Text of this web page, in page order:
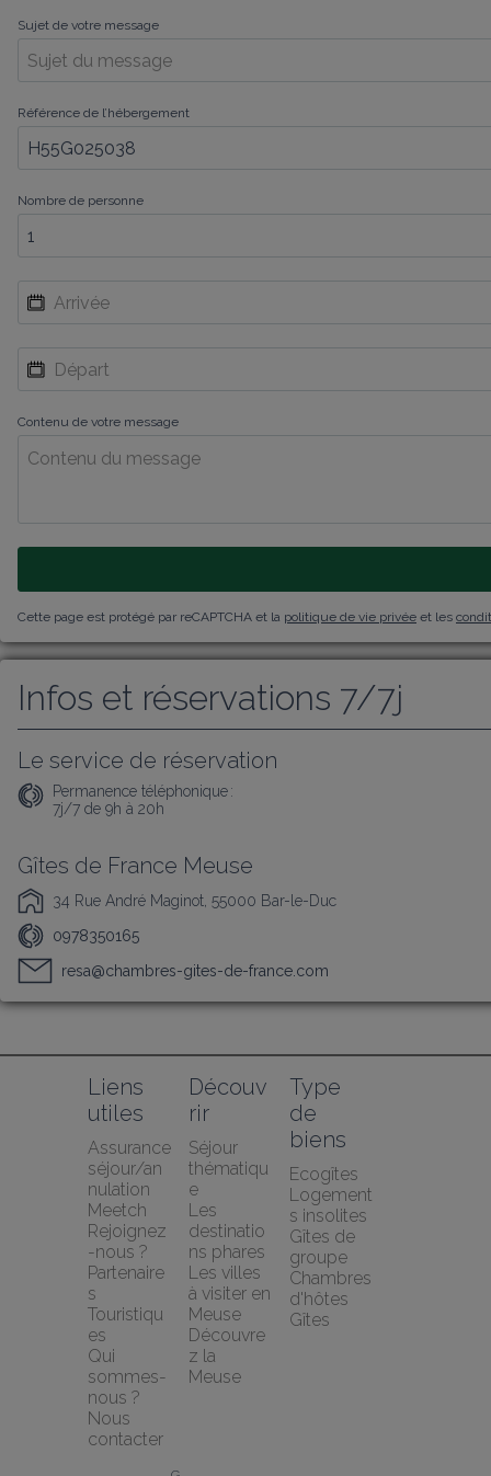
Sujet de votre message
Référence de l’hébergement
Nombre de personne
Contenu de votre message
Cette page est protégé par reCAPTCHA et la politique de vie privée et les
Infos et réservations 7/7j
Le service de réservation
Permanence téléphonique :
7j/7 de 9h à 20h
Gîtes de France Meuse
34 Rue André Maginot, 55000 Bar-le-Duc
0978350165
resa@chambres-gites-de-france.com
Liens
utiles
Assurance
séjour/an
nulation
Meetch
Rejoignez
-nous ?
Partenaire
s
Touristiqu
es
Qui
sommes-
nous ?
Nous
contacter
Découv
rir
Séjour
thématiqu
e
Les
destinatio
ns phares
Les villes
à visiter en
Meuse
Découvre
z la
Meuse
Type
de
biens
Ecogîtes
Logement
s insolites
Gîtes de
groupe
Chambres
d'hôtes
Gîtes